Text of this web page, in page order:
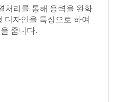
처리를 통해 응력을 완화
디자인을 특징으로 하여
줍니다.